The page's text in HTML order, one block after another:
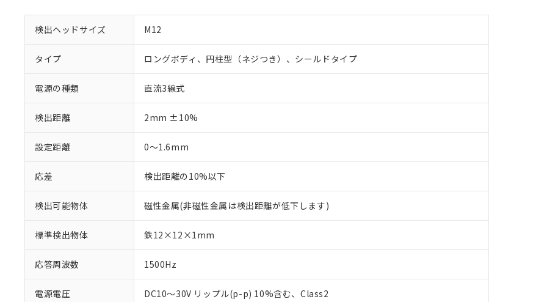
検出ヘッドサイズ M12
タイプ ロングボディ、円柱型（ネジつき）、シールドタイプ
電源の種類 直流3線式
検出距離 2mm ±10%
設定距離 0～1.6mm
応差 検出距離の10%以下
検出可能物体 磁性金属(非磁性金属は検出距離が低下します)
標準検出物体 鉄12×12×1mm
応答周波数 1500Hz
電源電圧 DC10～30V リップル(p-p) 10%含む、Class2